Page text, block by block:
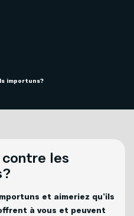
SOFI
subventionnés
importuns?
les
et aimeriez qu’ils
à vous et peuvent